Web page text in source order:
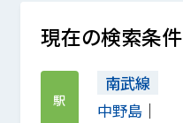
現在の検索条件
駅
南武線
中野島